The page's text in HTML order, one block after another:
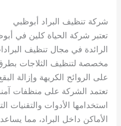
شركة تنظيف البراد أبوظبي
تعتبر شركة الحياة كلين في
الرائدة في مجال تنظيف
مخصصة لتنظيف الثلاجات
على الروائح الكريهة وإزالة
تعتمد الشركة على منظفات
استخدامها الأدوات
الأماكن داخل البراد، مما